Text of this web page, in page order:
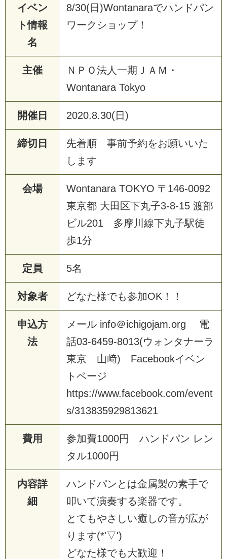
イベン
ト情報
名
8/30(日)Wontanaraでハンドパン
ワークショップ！
主催 Ｎ Ｐ Ｏ法人 一期 Ｊ Ａ Ｍ ・
Wontanara Tokyo
開催日 2020.8.30(日 )
締切日 先着順 事前予約をお願いいた
し ま す
会場 Wontanara TOKYO 〒 146-0092
東京都 大田 区下丸子3-8-15 渡部
ビル201 多摩 川 線下丸子駅徒
歩1分
定員 5名
対象者 どなた様でも参加OK ！ ！
申込方
法
メ ール info＠ichigojam.org
電
話03-6459-8013(ウ ォ ンタナーラ
東京 山﨑) Facebookイベン
ト ページ
https://www.facebook.com/event
s/313835929813621
費用 参加費1000円 ハン ドパン レン
タ ル1000円
内容詳
細
ハン ドパンと は金属製の素手で
叩いて演奏する楽器です。
と て もやさ しい癒 しの音が広が
り ま す(*'▽')
どなた様でも大歓迎 ！